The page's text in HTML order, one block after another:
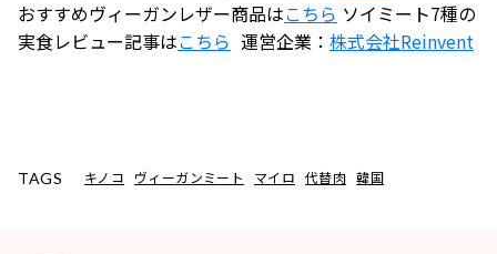
おすすめヴィーガンレザー商品はこちら ソイミート7種の
実食レビュー記事はこちら 運営企業： 株式会社Reinvent
TAGS キノコ ヴィーガンミート マイロ 代替肉 韓国